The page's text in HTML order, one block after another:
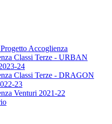
Accoglienza
Classi Terze - URBAN
24
Classi Terze - DRAGON
23
Venturi 2021-22